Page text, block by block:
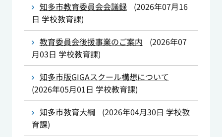
知多市教育委員会会議録
(2026年07月16
日 学校教育課)
教育委員会後援事業のご案内
(2026年07
月03日 学校教育課)
知多市版GIGAスクール構想について
(2026年05月01日 学校教育課)
知多市教育大綱
(2026年04月30日 学校教
育課)